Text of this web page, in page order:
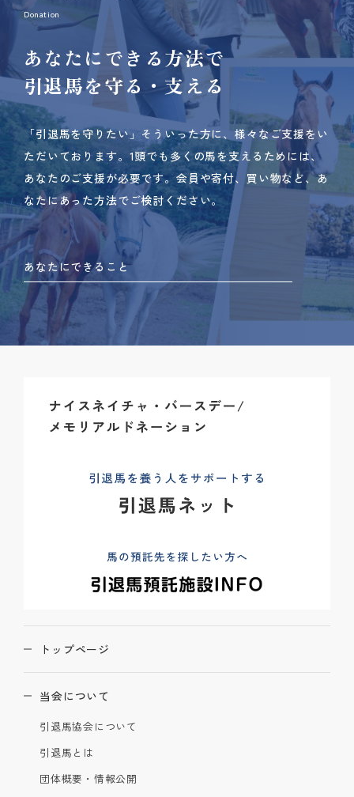
Donation
あなたにできる方法で
引退馬を守る・支える
「引退馬を守りたい」そういった方に、様々なご支援をい
ただいております。 1頭でも多くの馬を支えるためには、
あなたのご支援が必要です。 会員や寄付、買い物など、あ
なたにあった方法でご検討ください。
あなたにできること
トップページ
当会について
引退馬協会について
引退馬とは
団体概要・情報公開